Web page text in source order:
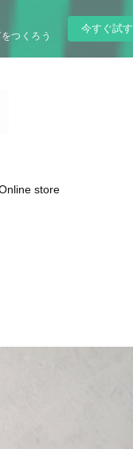
つくろう
今すぐ試す
store